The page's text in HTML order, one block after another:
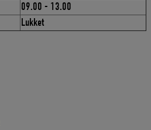
09.00 - 13.00
Lukket